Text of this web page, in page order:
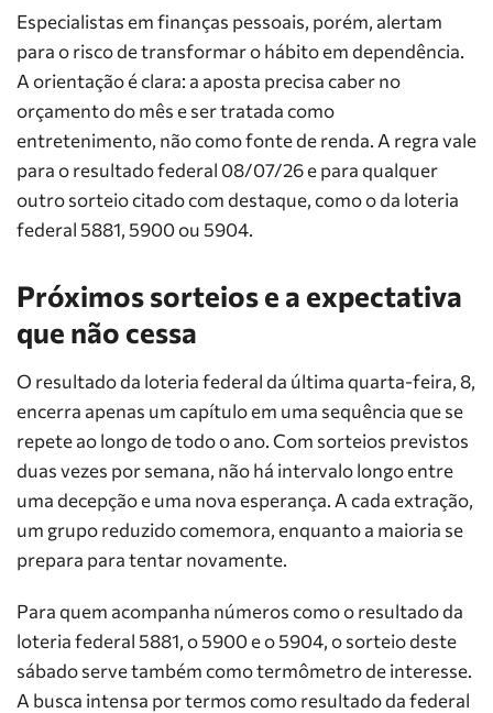
Especialistas em finanças pessoais, porém, alertam
para o risco de transformar o hábito em dependência.
A orientação é clara: a aposta precisa caber no
orçamento do mês e ser tratada como
entretenimento, não como fonte de renda. A regra vale
para o resultado federal 08/07/26 e para qualquer
outro sorteio citado com destaque, como o da loteria
federal 5881, 5900 ou 5904.
Próximos sorteios e a expectativa
que não cessa
O resultado da loteria federal da última quarta-feira, 8,
encerra apenas um capítulo em uma sequência que se
repete ao longo de todo o ano. Com sorteios previstos
duas vezes por semana, não há intervalo longo entre
uma decepção e uma nova esperança. A cada extração,
um grupo reduzido comemora, enquanto a maioria se
prepara para tentar novamente.
Para quem acompanha números como o resultado da
loteria federal 5881, o 5900 e o 5904, o sorteio deste
sábado serve também como termômetro de interesse.
A busca intensa por termos como resultado da federal